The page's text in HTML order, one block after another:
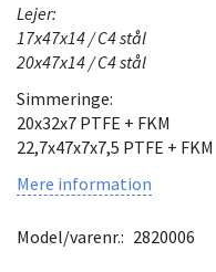
Lejer:
17x47x14 / C4 stål
20x47x14 / C4 stål
Simmeringe:
20x32x7 PTFE + FKM
22,7x47x7x7,5 PTFE + FKM
Mere information
Model/varenr.: 2820006